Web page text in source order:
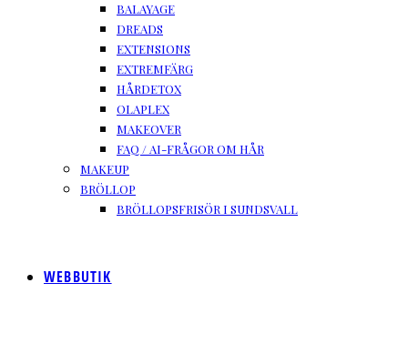
BALAYAGE
DREADS
EXTENSIONS
EXTREMFÄRG
HÅRDETOX
OLAPLEX
MAKEOVER
FAQ / AI-FRÅGOR OM HÅR
MAKEUP
BRÖLLOP
BRÖLLOPSFRISÖR I SUNDSVALL
WEBBUTIK